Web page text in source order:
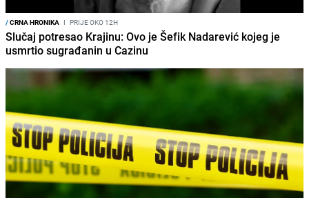
/CRNA HRONIKA I PRIJE OKO 12H
Slučaj potresao Krajinu: Ovo je Šefik Nadarević kojeg je
usmrtio sugrađanin u Cazinu